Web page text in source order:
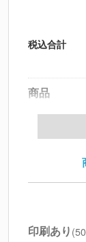
税込合計
商品
製版代
印刷代
印刷あり